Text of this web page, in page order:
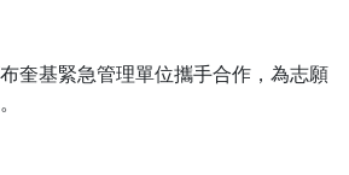
奎基緊急管理單位攜手合作，為志願